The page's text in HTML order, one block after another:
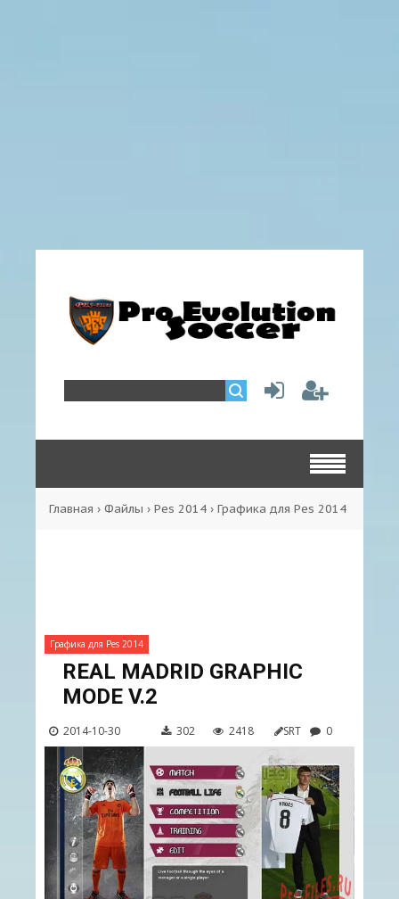
Главная › Файлы › Pes 2014 › Графика для Pes 2014
Графика для Pes 2014
REAL MADRID GRAPHIC
MODE V.2
2014-10-30 302 2418 SRT 0